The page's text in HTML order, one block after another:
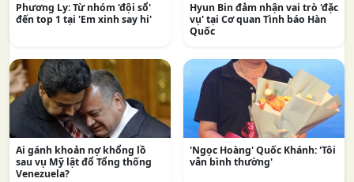
Phương Ly: Từ nhóm 'đội sổ'
đến top 1 tại 'Em xinh say hi'
Hyun Bin đảm nhận vai trò 'đặc
vụ' tại Cơ quan Tình báo Hàn
Quốc
Ai gánh khoản nợ khổng lồ
sau vụ Mỹ lật đổ Tổng thống
Venezuela?
'Ngọc Hoàng' Quốc Khánh: 'Tôi
vẫn bình thường'